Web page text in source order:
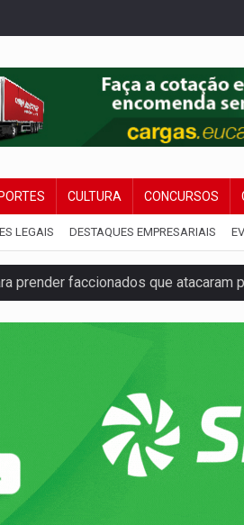
CULTURA CONCURSOS
LEGAIS DESTAQUES EMPRESARIAIS
Contra o Crime apreende quase
garantir água potável para
de guardar armas de facção é
de mortos em colisão entre
cumprimento da legislação
sexual infantil na internet e via